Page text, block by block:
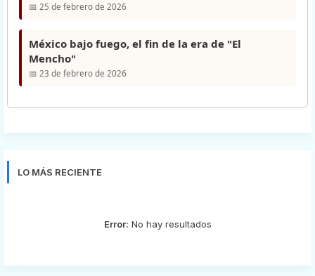
📅 25 de febrero de 2026
México bajo fuego, el fin de la era de "El
Mencho"
📅 23 de febrero de 2026
LO MÁS RECIENTE
Error: No hay resultados